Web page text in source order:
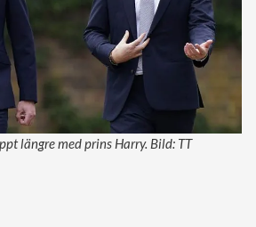
längre med prins Harry. Bild: TT